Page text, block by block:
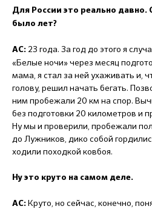
Для России это реально давно.
было лет?
АС: 23 года. За год до этого я
«Белые ночи» через месяц
мама, я стал за ней ухаживать и,
голову, решил начать бегать.
ним пробежали 20 км на спор.
без подготовки 20 километров и
Ну мы и проверили, пробежали
до Лужников, дико собой
ходили походкой ковбоя.
Ну это круто на самом деле.
АС: Круто, но сейчас, конечно,